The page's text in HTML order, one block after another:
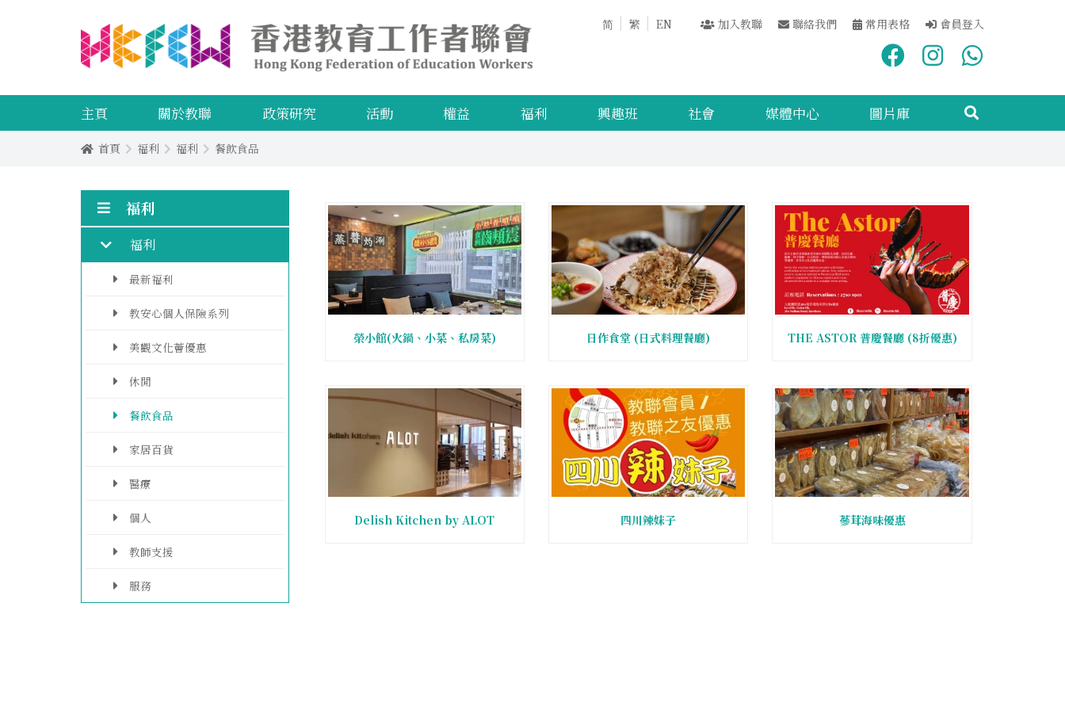
简 繁 EN 加入教聯 聯絡我們 常用表格 會員登入
主頁 關於教聯 政策研究 活動 權益 福利 興趣班 社會 媒體中心 圖片庫
首頁 福利 福利 餐飲食品
福利
福利
最新福利
教安心個人保險系列
美觀文化薈優惠
休閒
餐飲食品
家居百貨
醫療
個人
教師支援
服務
榮小館(火鍋、小菜、私房菜) 日作食堂 (日式料理餐廳) THE ASTOR 普慶餐廳 (8折優惠)
Delish Kitchen by ALOT 四川辣妺子 蔘茸海味優惠